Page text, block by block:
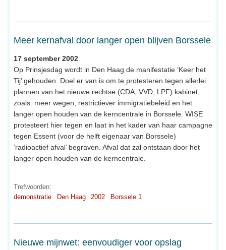
Meer kernafval door langer open blijven Borssele
17 september 2002
Op Prinsjesdag wordt in Den Haag de manifestatie ‘Keer het
Tij’ gehouden. Doel er van is om te protesteren tegen allerlei
plannen van het nieuwe rechtse (CDA, VVD, LPF) kabinet,
zoals: meer wegen, restrictiever immigratiebeleid en het
langer open houden van de kerncentrale in Borssele. WISE
protesteert hier tegen en laat in het kader van haar campagne
tegen Essent (voor de helft eigenaar van Borssele)
‘radioactief afval’ begraven. Afval dat zal ontstaan door het
langer open houden van de kerncentrale.
Trefwoorden:
demonstratie
Den Haag 2002 Borssele 1
Nieuwe mijnwet: eenvoudiger voor opslag